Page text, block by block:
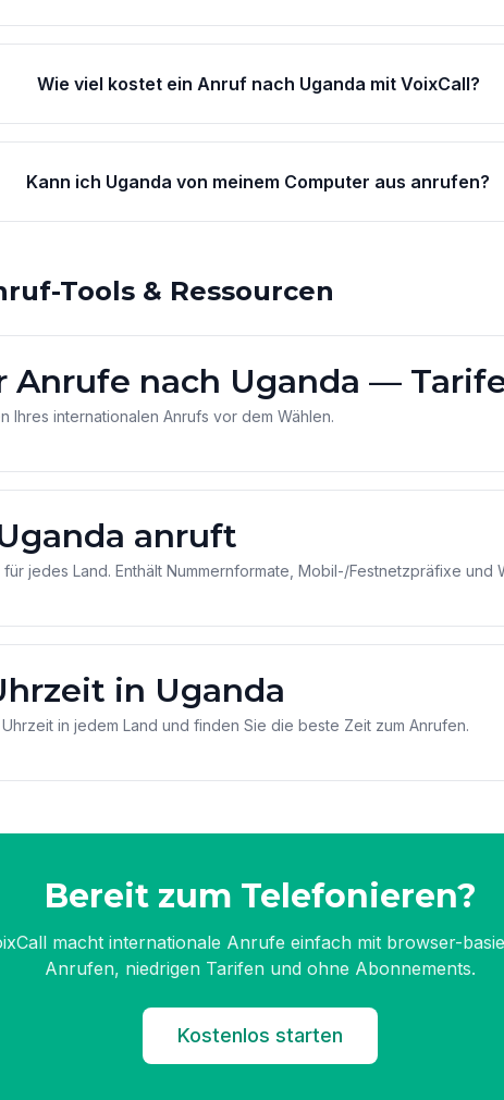
Wie viel kostet ein Anruf nach Uganda mit VoixCall?
Kann ich Uganda von meinem Computer aus anrufen?
Tools & Ressourcen
Anrufe nach Uganda —
Ihres internationalen Anrufs vor dem Wählen.
anruft
jedes Land. Enthält Nummernformate, Mobil-/Festnetzpräfixe und
in Uganda
in jedem Land und finden Sie die beste Zeit zum Anrufen.
Bereit zum Telefonieren?
macht internationale Anrufe einfach mit browser-
Anrufen, niedrigen Tarifen und ohne Abonnements.
Kostenlos starten